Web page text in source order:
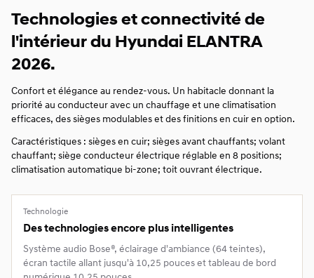
Technologies et connectivité de
l'intérieur du Hyundai ELANTRA
2026.
Confort et élégance au rendez-vous. Un habitacle donnant la
priorité au conducteur avec un chauffage et une climatisation
efficaces, des sièges modulables et des finitions en cuir en option.
Caractéristiques : sièges en cuir; sièges avant chauffants; volant
chauffant; siège conducteur électrique réglable en 8 positions;
climatisation automatique bi-zone; toit ouvrant électrique.
Technologie
Des technologies encore plus intelligentes
Système audio Bose®, éclairage d'ambiance (64 teintes),
écran tactile allant jusqu'à 10,25 pouces et tableau de bord